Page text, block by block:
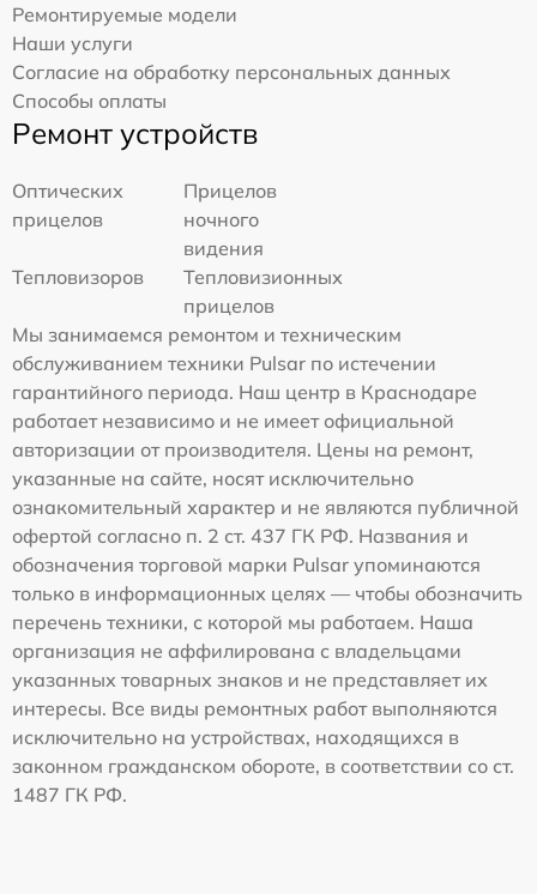
Ремонтируемые модели
Наши услуги
Согласие на обработку персональных данных
Способы оплаты
Ремонт устройств
Оптических
прицелов
Прицелов
ночного
видения
Тепловизоров
Тепловизионных
прицелов
Мы занимаемся ремонтом и техническим
обслуживанием техники Pulsar по истечении
гарантийного периода. Наш центр в Краснодаре
работает независимо и не имеет официальной
авторизации от производителя. Цены на ремонт,
указанные на сайте, носят исключительно
ознакомительный характер и не являются публичной
офертой согласно п. 2 ст. 437 ГК РФ. Названия и
обозначения торговой марки Pulsar упоминаются
только в информационных целях — чтобы обозначить
перечень техники, с которой мы работаем. Наша
организация не аффилирована с владельцами
указанных товарных знаков и не представляет их
интересы. Все виды ремонтных работ выполняются
исключительно на устройствах, находящихся в
законном гражданском обороте, в соответствии со ст.
1487 ГК РФ.